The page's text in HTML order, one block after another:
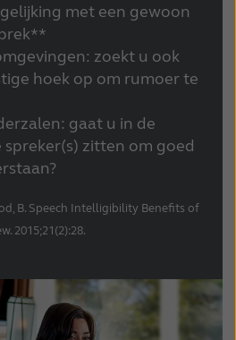
met een gewoon
zoekt u ook
hoek op om rumoer te
gaat u in de
zitten om goed
B. Speech Intelligibility Benefits of
2015;21(2):28.